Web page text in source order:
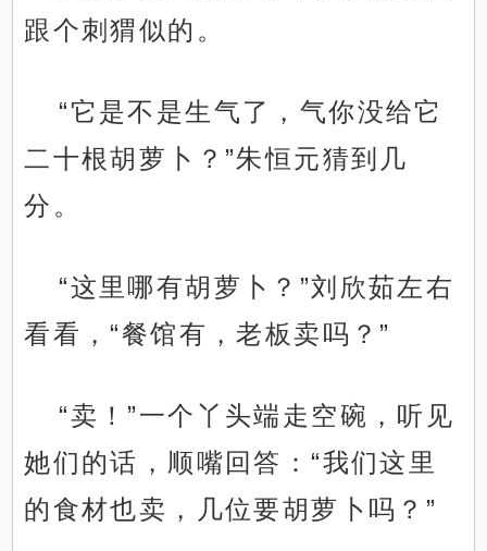
跟个刺猬似的。
“它是不是生气了，气你没给它
二十根胡萝卜？”朱恒元猜到几
分。
“这里哪有胡萝卜？”刘欣茹左右
看看，“餐馆有，老板卖吗？”
“卖！”一个丫头端走空碗，听见
她们的话，顺嘴回答：“我们这里
的食材也卖，几位要胡萝卜吗？”